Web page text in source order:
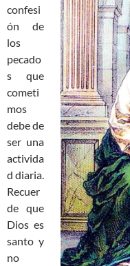
confesi
ón de
los
pecado
s que
cometi
mos
debe de
ser una
activida
d diaria.
Recuer
de que
Dios es
santo y
no